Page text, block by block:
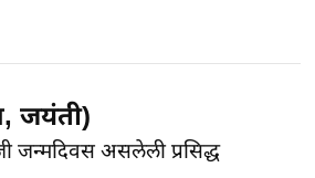
जयंती)
जन्मदिवस असलेली प्रसिद्ध